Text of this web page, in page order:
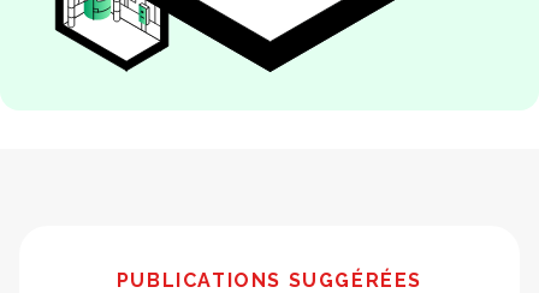
PUBLICATIONS SUGGÉRÉES